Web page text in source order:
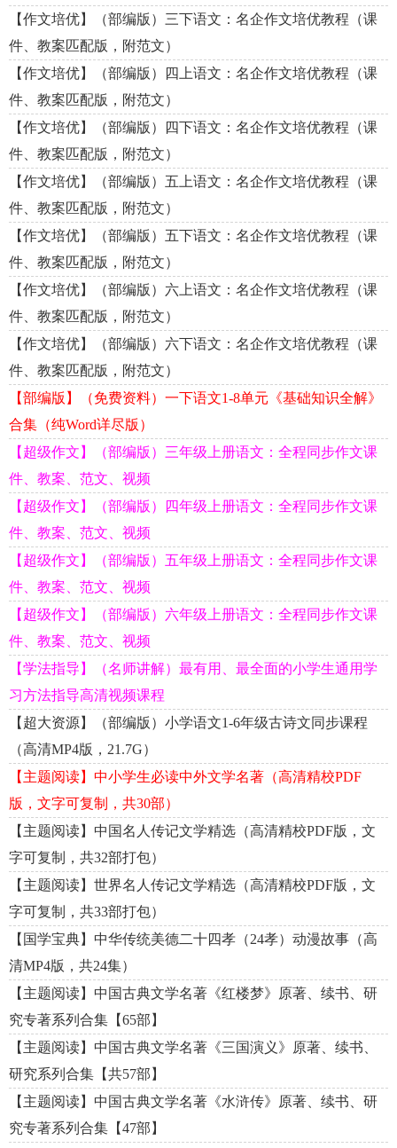
【作文培优】（部编版）三下语文：名企作文培优教程（课
件、教案匹配版，附范文）
【作文培优】（部编版）四上语文：名企作文培优教程（课
件、教案匹配版，附范文）
【作文培优】（部编版）四下语文：名企作文培优教程（课
件、教案匹配版，附范文）
【作文培优】（部编版）五上语文：名企作文培优教程（课
件、教案匹配版，附范文）
【作文培优】（部编版）五下语文：名企作文培优教程（课
件、教案匹配版，附范文）
【作文培优】（部编版）六上语文：名企作文培优教程（课
件、教案匹配版，附范文）
【作文培优】（部编版）六下语文：名企作文培优教程（课
件、教案匹配版，附范文）
【部编版】（免费资料）一下语文1-8单元《基础知识全解》
合集（纯Word详尽版）
【超级作文】（部编版）三年级上册语文：全程同步作文课
件、教案、范文、视频
【超级作文】（部编版）四年级上册语文：全程同步作文课
件、教案、范文、视频
【超级作文】（部编版）五年级上册语文：全程同步作文课
件、教案、范文、视频
【超级作文】（部编版）六年级上册语文：全程同步作文课
件、教案、范文、视频
【学法指导】（名师讲解）最有用、最全面的小学生通用学
习方法指导高清视频课程
【超大资源】（部编版）小学语文1-6年级古诗文同步课程
（高清MP4版，21.7G）
【主题阅读】中小学生必读中外文学名著（高清精校PDF
版，文字可复制，共30部）
【主题阅读】中国名人传记文学精选（高清精校PDF版，文
字可复制，共32部打包）
【主题阅读】世界名人传记文学精选（高清精校PDF版，文
字可复制，共33部打包）
【国学宝典】中华传统美德二十四孝（24孝）动漫故事（高
清MP4版，共24集）
【主题阅读】中国古典文学名著《红楼梦》原著、续书、研
究专著系列合集【65部】
【主题阅读】中国古典文学名著《三国演义》原著、续书、
研究系列合集【共57部】
【主题阅读】中国古典文学名著《水浒传》原著、续书、研
究专著系列合集【47部】